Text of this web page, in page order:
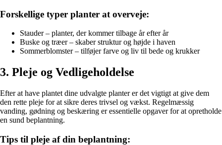
Forskellige typer planter at overveje:
Stauder – planter, der kommer tilbage år efter år
Buske og træer – skaber struktur og højde i haven
Sommerblomster – tilføjer farve og liv til bede og krukker
3. Pleje og Vedligeholdelse
Efter at have plantet dine udvalgte planter er det vigtigt at give dem
den rette pleje for at sikre deres trivsel og vækst. Regelmæssig
vanding, gødning og beskæring er essentielle opgaver for at opretholde
en sund beplantning.
Tips til pleje af din beplantning: